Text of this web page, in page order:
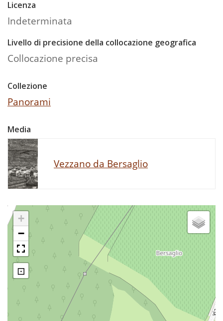
Licenza
Indeterminata
Livello di precisione della collocazione geografica
Collocazione precisa
Collezione
Panorami
Media
Vezzano da Bersaglio
+
−
⊡